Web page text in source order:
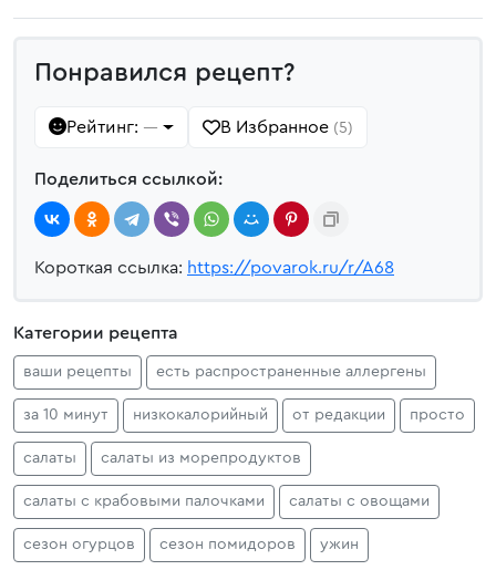
Понравился рецепт?
Рейтинг: — В Избранное (5)
Поделиться ссылкой:
Короткая ссылка: https://povarok.ru/r/A68
Категории рецепта
ваши рецепты есть распространенные аллергены
за 10 минут низкокалорийный от редакции просто
салаты салаты из морепродуктов
салаты с крабовыми палочками салаты с овощами
сезон огурцов сезон помидоров ужин